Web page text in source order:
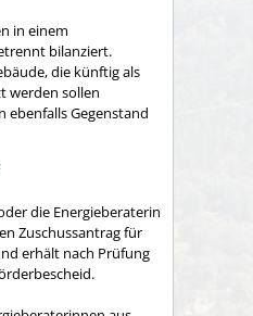
in einem
bilanziert.
die künftig als
werden sollen
ebenfalls Gegenstand
die Energieberaterin
Zuschussantrag für
erhält nach Prüfung